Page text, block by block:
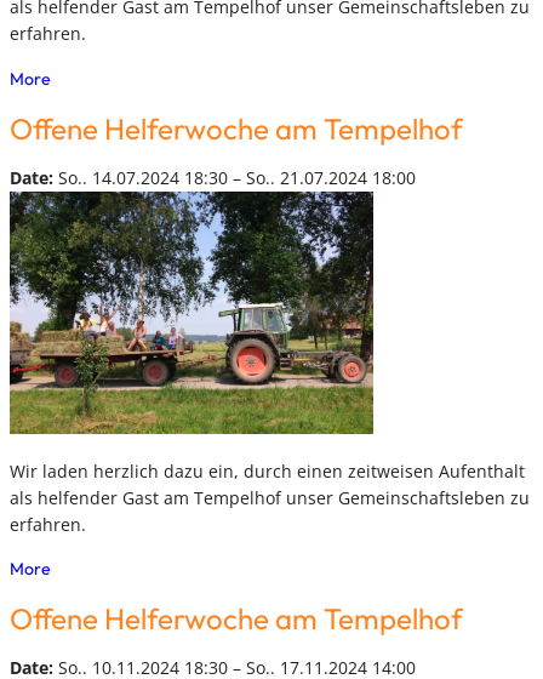
als helfender Gast am Tempelhof unser Gemeinschaftsleben zu
erfahren.
More
Offene Helferwoche am Tempelhof
Date: So.. 14.07.2024 18:30 – So.. 21.07.2024 18:00
Wir laden herzlich dazu ein, durch einen zeitweisen Aufenthalt
als helfender Gast am Tempelhof unser Gemeinschaftsleben zu
erfahren.
More
Offene Helferwoche am Tempelhof
Date: So.. 10.11.2024 18:30 – So.. 17.11.2024 14:00